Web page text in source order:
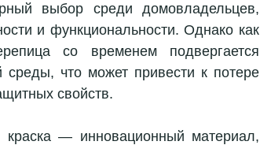
выбор среди домовладельцев,
и функциональности. Однако как
со временем подвергается
что может привести к потере
свойств.
— инновационный материал,